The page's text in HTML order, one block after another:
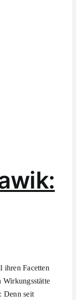
Facetten
Wirkungsstätte
Denn seit